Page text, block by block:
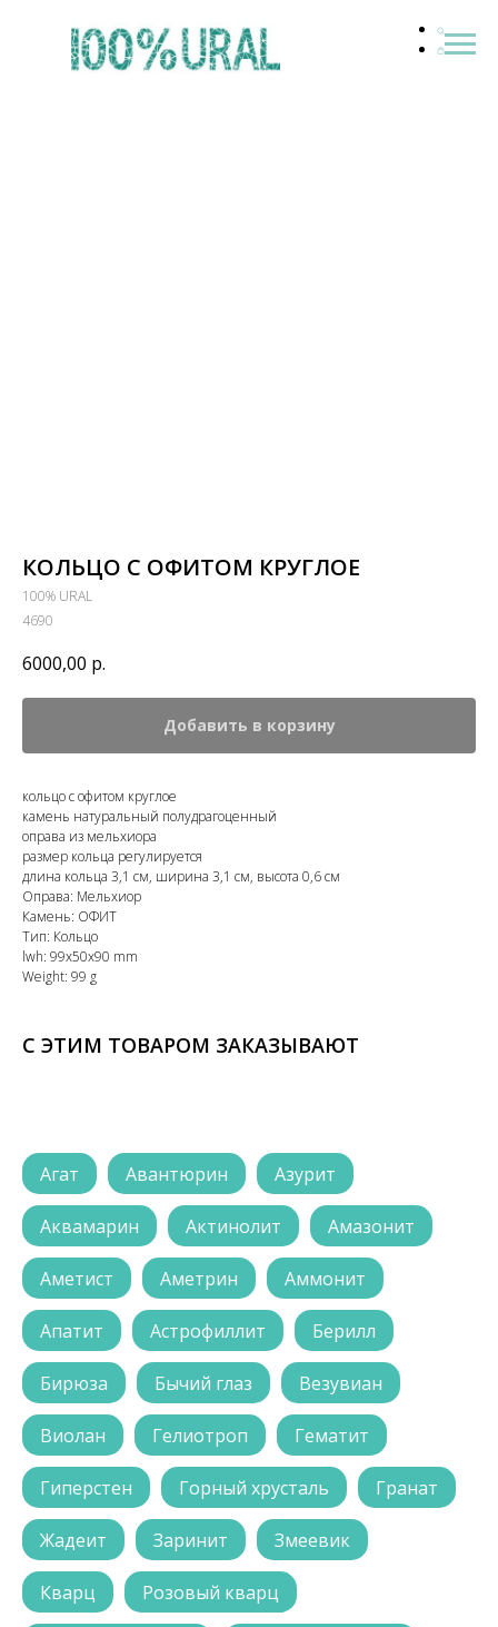
КОЛЬЦО С ОФИТОМ КРУГЛОЕ
100% URAL
4690
6000,00 р.
Добавить в корзину
кольцо с офитом круглое
камень натуральный полудрагоценный
оправа из мельхиора
размер кольца регулируется
длина кольца 3,1 см, ширина 3,1 см, высота 0,6 см
Оправа: Мельхиор
Камень: ОФИТ
Тип: Кольцо
lwh: 99x50x90 mm
Weight: 99 g
С ЭТИМ ТОВАРОМ ЗАКАЗЫВАЮТ
Агат Авантюрин Азурит
Аквамарин Актинолит Амазонит
Аметист Аметрин Аммонит
Апатит Астрофиллит Берилл
Бирюза Бычий глаз Везувиан
Виолан Гелиотроп Гематит
Гиперстен Горный хрусталь Гранат
Жадеит Заринит Змеевик
Кварц Розовый кварц